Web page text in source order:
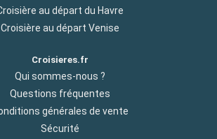
au départ du Havre
Croisière au départ Venise
Croisieres.fr
Qui sommes-nous ?
Questions fréquentes
générales de vente
Sécurité